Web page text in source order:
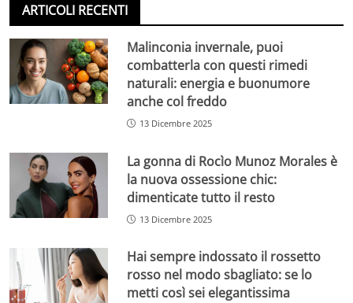
ARTICOLI RECENTI
Malinconia invernale, puoi
combatterla con questi rimedi
naturali: energia e buonumore
anche col freddo
13 Dicembre 2025
La gonna di Rocìo Munoz Morales è
la nuova ossessione chic:
dimenticate tutto il resto
13 Dicembre 2025
Hai sempre indossato il rossetto
rosso nel modo sbagliato: se lo
metti così sei elegantissima